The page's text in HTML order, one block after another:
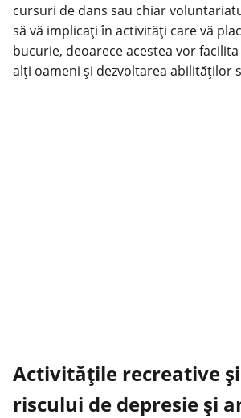
cursuri de dans sau chiar
să vă implicați în activități care vă
bucurie, deoarece acestea vor
alți oameni și dezvoltarea abilităților
Activitățile recreative
riscului de depresie și